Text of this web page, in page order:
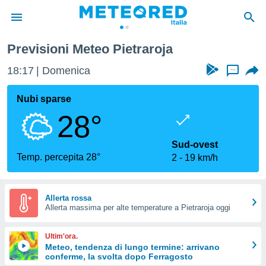
di
per
le
di
Web
le
Previsioni Meteo Pietraroja
18:17 Domenica ...
Nubi sparse
28°
Temp. percepita 28°
Sud-ovest
2
19 km/h
Allerta rossa
Allerta massima per alte temperature a Pietraroja oggi
Ultim'ora.
Meteo, tendenza di lungo termine: arrivano
conferme, la svolta dopo Ferragosto